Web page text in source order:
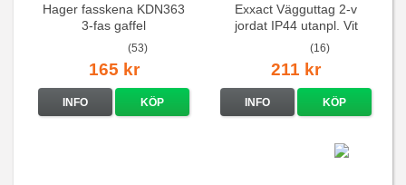
Hager fasskena KDN363
3-fas gaffel
(53)
165 kr
INFO KÖP
Exxact Vägguttag 2-v
jordat IP44 utanpl. Vit
(16)
211 kr
INFO KÖP